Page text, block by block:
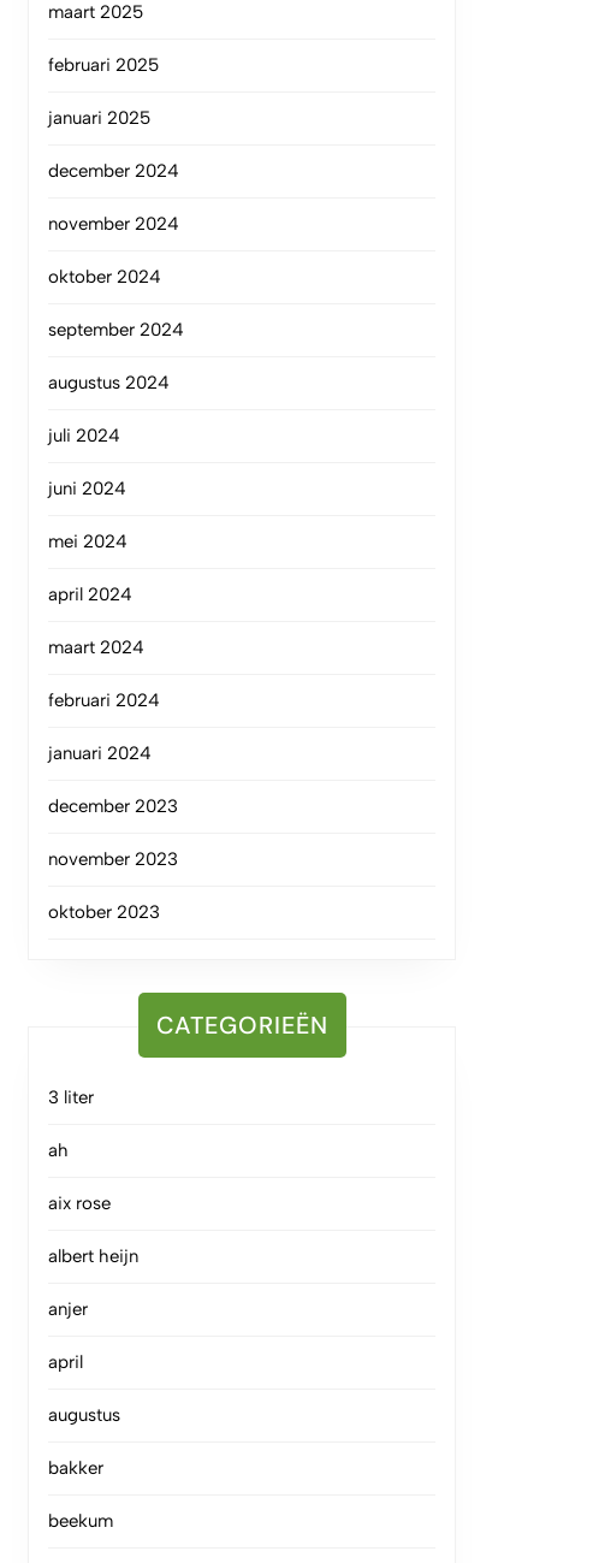
maart 2025
februari 2025
januari 2025
december 2024
november 2024
oktober 2024
september 2024
augustus 2024
juli 2024
juni 2024
mei 2024
april 2024
maart 2024
februari 2024
januari 2024
december 2023
november 2023
oktober 2023
CATEGORIEËN
3 liter
ah
aix rose
albert heijn
anjer
april
augustus
bakker
beekum